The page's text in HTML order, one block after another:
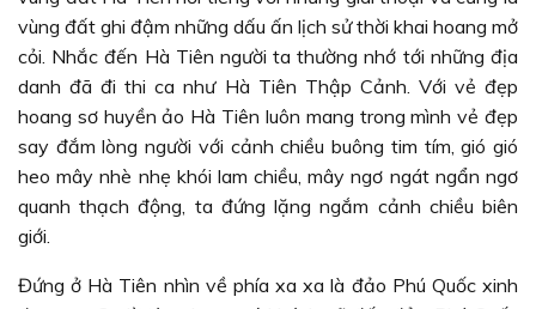
vùng đất ghi đậm những dấu ấn lịch sử thời khai hoang mở
cỏi. Nhắc đến Hà Tiên người ta thường nhớ tới những địa
danh đã đi thi ca như Hà Tiên Thập Cảnh. Với vẻ đẹp
hoang sơ huyền ảo Hà Tiên luôn mang trong mình vẻ đẹp
say đắm lòng người với cảnh chiều buông tim tím, gió gió
heo mây nhè nhẹ khói lam chiều, mây ngơ ngát ngẩn ngơ
quanh thạch động, ta đứng lặng ngắm cảnh chiều biên
giới.
Đứng ở Hà Tiên nhìn về phía xa xa là đảo Phú Quốc xinh